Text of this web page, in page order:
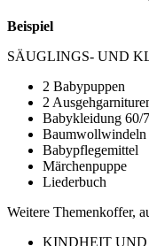
Beispiel
SÄUGLINGS- UND
2 Babypuppen
2
Babykleidung 60/
Baumwollwindeln
Babypflegemittel
Märchenpuppe
Liederbuch
Weitere Themenkoffer,
KINDHEIT UND